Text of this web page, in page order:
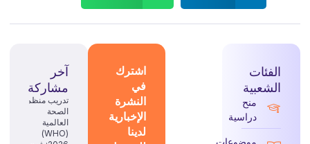
الفئات
الشعبية
منح
دراسية
موضوعات
اشترك
في
النشرة
الإخبارية
لدينا
آخر
مشاركة
تدريب منظمة
الصحة
العالمية
(WHO)